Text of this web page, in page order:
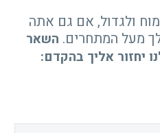
ולגדול, אם גם אתה
מעל המתחרים. השאר
יחזור אליך בהקדם: